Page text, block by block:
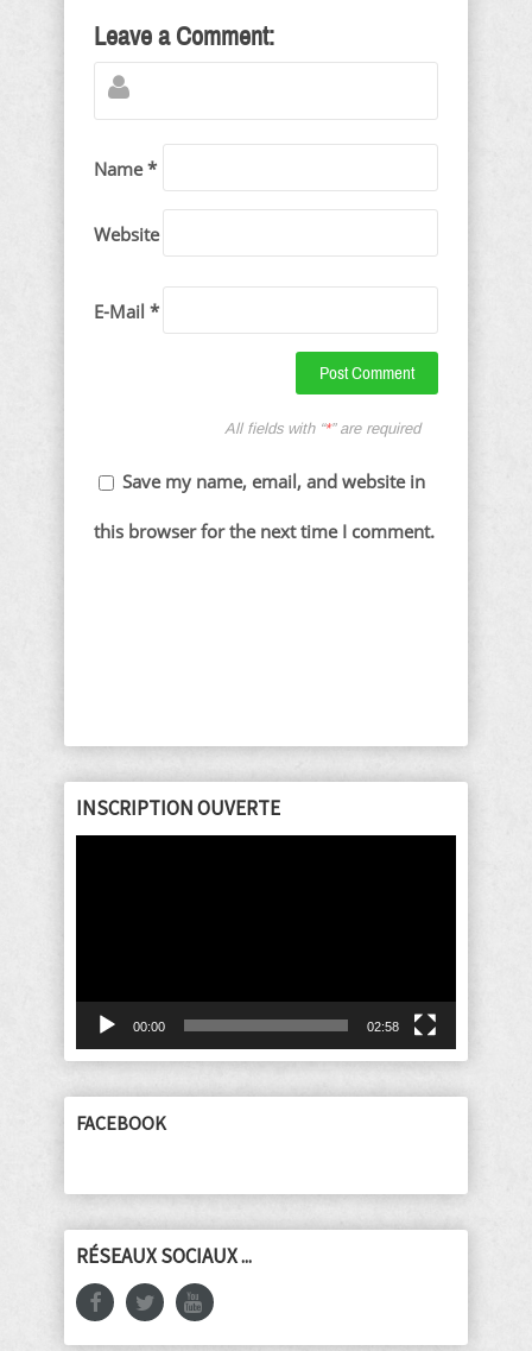
Leave a Comment:
Name *
Website
E-Mail *
All fields with “*” are required
Save my name, email, and website in
this browser for the next time I comment.
INSCRIPTION OUVERTE
00:00 02:58
FACEBOOK
RÉSEAUX SOCIAUX ...